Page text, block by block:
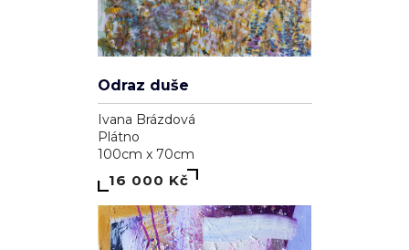
Odraz duše
Ivana Brázdová
Plátno
100cm x 70cm
16 000 Kč